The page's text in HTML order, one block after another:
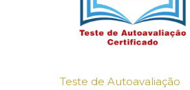
Teste de Autoavaliação